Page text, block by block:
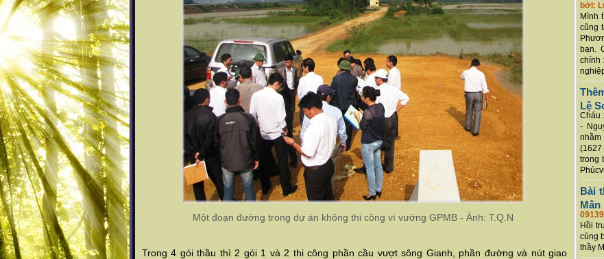
Một đoạn đường trong dự án không thi công vì vướng GPMB - Ảnh: T.Q.N
Trong 4 gói thầu thì 2 gói 1 và 2 thi công phần cầu vượt sông Gianh, phần đường và nút giao
bởi:
Mình
cũng
bạn.
chính
Lệ
Cháu
-
trong
Bài
Mân
Hồi
cùng
thầy